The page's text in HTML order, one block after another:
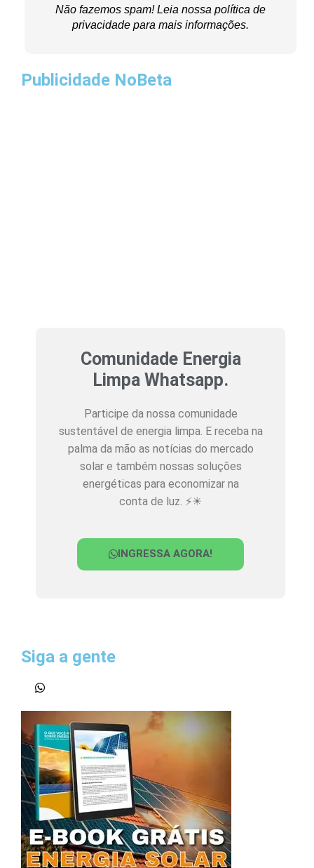
Não fazemos spam! Leia nossa política de
privacidade para mais informações.
Publicidade NoBeta
Comunidade Energia
Limpa Whatsapp.
Participe da nossa comunidade
sustentável de energia limpa. E receba na
palma da mão as notícias do mercado
solar e também nossas soluções
energéticas para economizar na
conta de luz. ⚡☀
INGRESSA AGORA!
Siga a gente